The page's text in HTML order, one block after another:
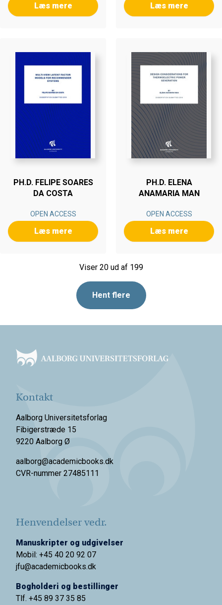
Læs mere Læs mere
PH.D. FELIPE SOARES
DA COSTA
OPEN ACCESS
Læs mere
PH.D. ELENA
ANAMARIA MAN
OPEN ACCESS
Læs mere
Viser 20 ud af 199
Hent flere
Kontakt
Aalborg Universitetsforlag
Fibigerstræde 15
9220 Aalborg Ø
aalborg@academicbooks.dk
CVR-nummer 27485111
Henvendelser vedr.
Manuskripter og udgivelser
Mobil: +45 40 20 92 07
jfu@academicbooks.dk
Bogholderi og bestillinger
Tlf. +45 89 37 35 85